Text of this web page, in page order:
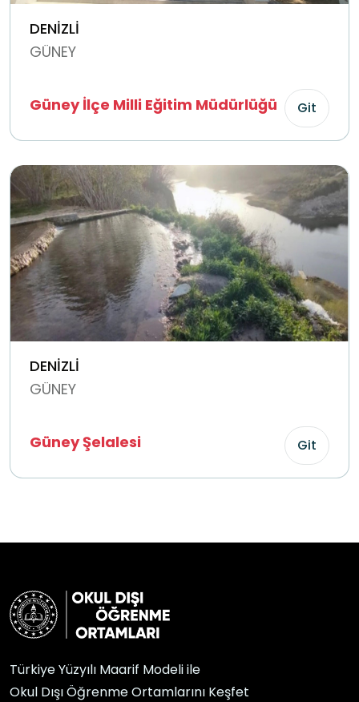
DENİZLİ
GÜNEY
Güney İlçe Milli Eğitim Müdürlüğü Git
DENİZLİ
GÜNEY
Güney Şelalesi Git
Türkiye Yüzyılı Maarif Modeli ile
Okul Dışı Öğrenme Ortamlarını Keşfet